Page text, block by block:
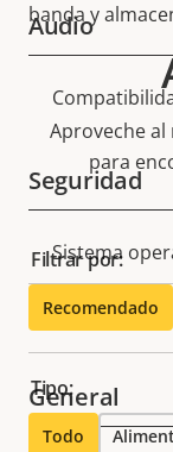
banda y
Audio
Descripción
de
propiedad
Seguridad
Descripción
de
propiedad
Sistema
Arranque
General
Aproveche
para
Filtrar por:
Recomendado
Tipo:
Todo